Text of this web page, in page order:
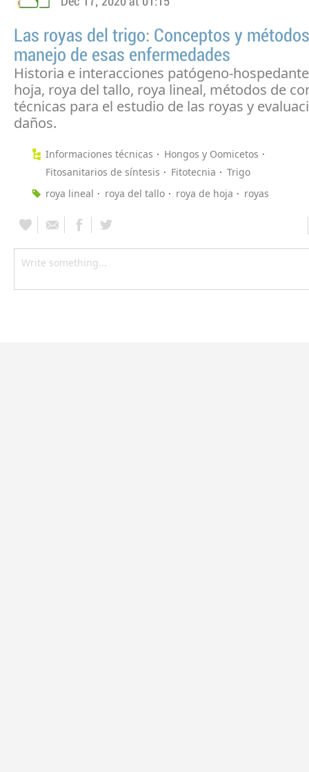
Las royas del trigo: Conceptos y
manejo de esas enfermedades
Historia e interacciones patógeno-
hoja, roya del tallo, roya lineal, métodos de
técnicas para el estudio de las royas y
daños.
Informaciones técnicas
Hongos y Oomicetos
Fitosanitarios de síntesis
Fitotecnia
Trigo
roya lineal
roya del tallo roya de hoja royas